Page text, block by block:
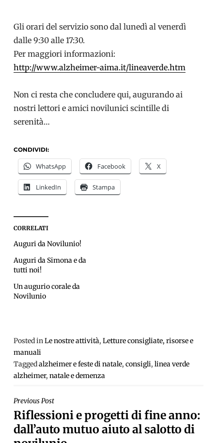
Gli orari del servizio sono dal lunedì al venerdì
dalle 9:30 alle 17:30.
Per maggiori informazioni:
http://www.alzheimer-aima.it/lineaverde.htm
Non ci resta che concludere qui, augurando ai
nostri lettori e amici novilunici scintille di
serenità…
CONDIVIDI:
WhatsApp Facebook X
LinkedIn Stampa
CORRELATI
Auguri da Novilunio!
Auguri da Simona e da
tutti noi!
Un augurio corale da
Novilunio
Posted inLe nostre attività, Letture consigliate, risorse e
manuali
Taggedalzheimer e feste di natale, consigli, linea verde
alzheimer, natale e demenza
NAVIGAZIONE
ARTICOLI
Previous Post
Riflessioni e progetti di fine anno:
dall’auto mutuo aiuto al salotto di